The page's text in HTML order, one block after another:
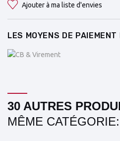
Ajouter à ma liste d'envies
LES MOYENS DE PAIEMENT
30 AUTRES
MÊME CATÉGORIE: